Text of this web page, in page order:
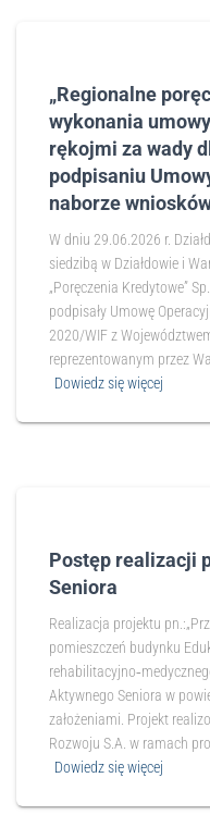
„Regionalne
wykonania
rękojmi za wady
podpisaniu
naborze
W dniu 29.06.2026 r.
siedzibą w Działdowie i
„Poręczenia Kredytowe”
podpisały Umowę
2020/WIF z
reprezentowanym przez
Dowiedz się więcej
Postęp realizacji
Seniora
Realizacja projektu
pomieszczeń budynku
Aktywnego Seniora w
założeniami. Projekt
Rozwoju S.A. w ramach
Dowiedz się więcej